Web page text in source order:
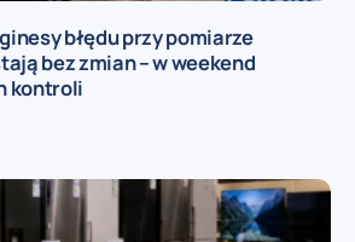
błędu przy pomiarze
bez zmian – w weekend
kontroli